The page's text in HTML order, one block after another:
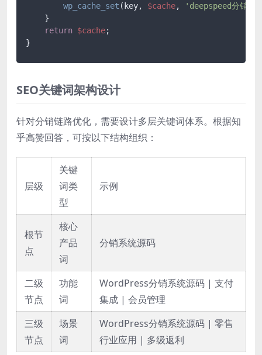
wp_cache_set (key, $cache, 'deepspeed分销'
    }
return $cache;
SEO关键词架构设计
针对分销链路优化，需要设计多层关键词体系。根据知
乎高赞回答，可按以下结构组织：
层级
关键
词类
型
示例
根节
点
核心
产品
词
分销系统源码
二级
节点
功能
词
WordPress分销系统源码 | 支付
集成 | 会员管理
三级
节点
场景
词
WordPress分销系统源码 | 零售
行业应用 | 多级返利